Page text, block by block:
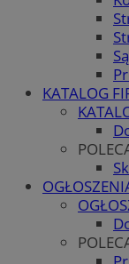
KATALOG